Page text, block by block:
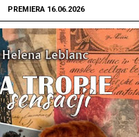
PREMIERA 16.06.2026